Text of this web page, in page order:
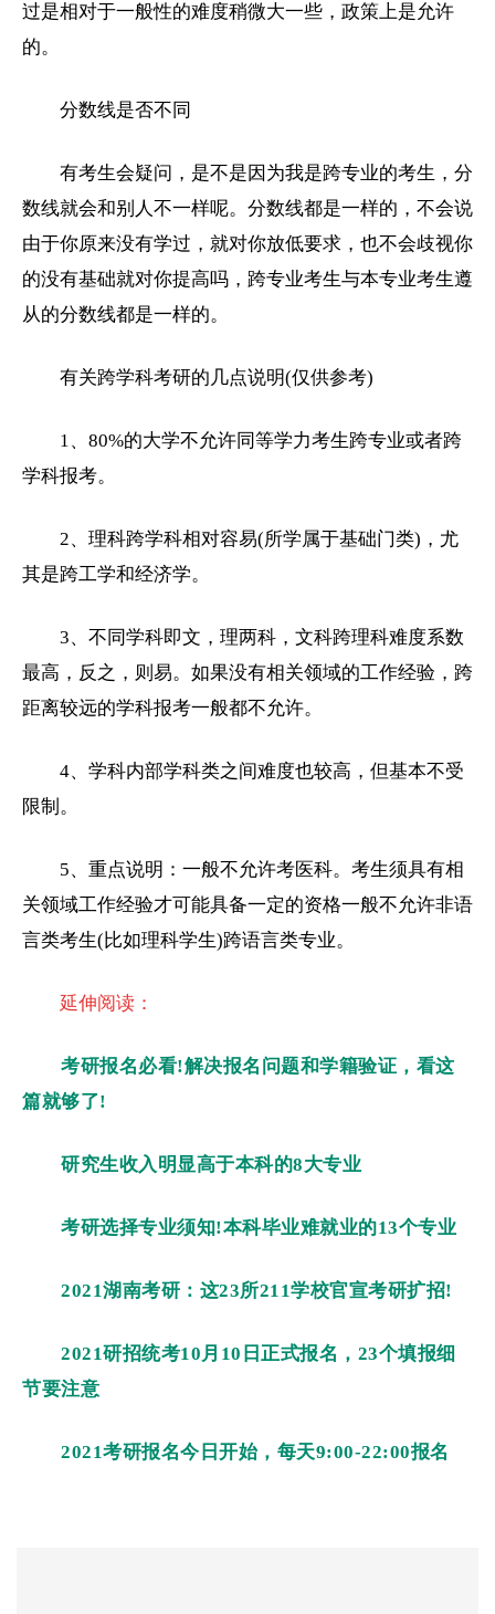
过是相对于一般性的难度稍微大一些，政策上是允许
的。
分数线是否不同
有考生会疑问，是不是因为我是跨专业的考生，分
数线就会和别人不一样呢。分数线都是一样的，不会说
由于你原来没有学过，就对你放低要求，也不会歧视你
的没有基础就对你提高吗，跨专业考生与本专业考生遵
从的分数线都是一样的。
有关跨学科考研的几点说明(仅供参考)
1、80%的大学不允许同等学力考生跨专业或者跨
学科报考。
2、理科跨学科相对容易(所学属于基础门类)，尤
其是跨工学和经济学。
3、不同学科即文，理两科，文科跨理科难度系数
最高，反之，则易。如果没有相关领域的工作经验，跨
距离较远的学科报考一般都不允许。
4、学科内部学科类之间难度也较高，但基本不受
限制。
5、重点说明：一般不允许考医科。考生须具有相
关领域工作经验才可能具备一定的资格一般不允许非语
言类考生(比如理科学生)跨语言类专业。
延伸阅读：
考研报名必看!解决报名问题和学籍验证，看这
篇就够了!
研究生收入明显高于本科的8大专业
考研选择专业须知!本科毕业难就业的13个专业
2021湖南考研：这23所211学校官宣考研扩招!
2021研招统考10月10日正式报名，23个填报细
节要注意
2021考研报名今日开始，每天9:00-22:00报名